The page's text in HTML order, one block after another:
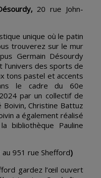
20 rue John-
unique où le patin
trouverez sur le mur
Germain Désourdy
l’univers des sports de
tons pastel et accents
le cadre du 60e
par un collectif de
Christine Battuz
a également réalisé
bibliothèque Pauline
au 951 rue Shefford)
gardez l’œil ouvert